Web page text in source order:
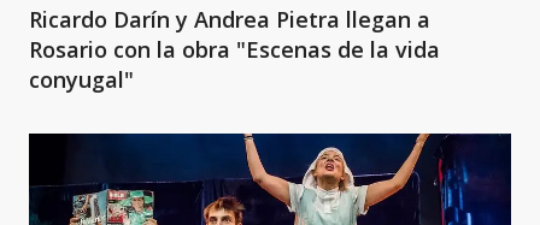
Ricardo Darín y Andrea Pietra llegan a
Rosario con la obra "Escenas de la vida
conyugal"